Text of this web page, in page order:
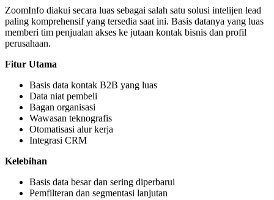
ZoomInfo diakui secara luas sebagai salah satu solusi intelijen lead
paling komprehensif yang tersedia saat ini. Basis datanya yang luas
memberi tim penjualan akses ke jutaan kontak bisnis dan profil
perusahaan.
Fitur Utama
Basis data kontak B2B yang luas
Data niat pembeli
Bagan organisasi
Wawasan teknografis
Otomatisasi alur kerja
Integrasi CRM
Kelebihan
Basis data besar dan sering diperbarui
Pemfilteran dan segmentasi lanjutan